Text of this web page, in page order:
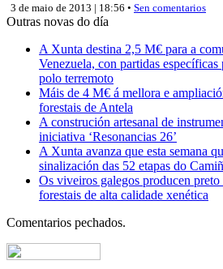
3 de maio de 2013 | 18:56 • Sen comentarios
Outras novas do día
A Xunta destina 2,5 M€ para a
Venezuela, con partidas específicas
polo terremoto
Máis de 4 M€ á mellora e
forestais de Antela
A construción artesanal de
iniciativa ‘Resonancias 26’
A Xunta avanza que esta semana
sinalización das 52 etapas do
Os viveiros galegos producen
forestais de alta calidade xenética
Comentarios pechados.